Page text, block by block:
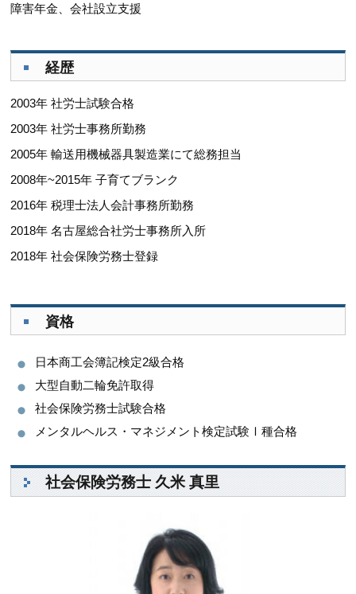
障害年金、会社設立支援
経歴
2003年 社労士試験合格
2003年 社労士事務所勤務
2005年 輸送用機械器具製造業にて総務担当
2008年~2015年 子育てブランク
2016年 税理士法人会計事務所勤務
2018年 名古屋総合社労士事務所入所
2018年 社会保険労務士登録
資格
日本商工会簿記検定2級合格
大型自動二輪免許取得
社会保険労務士試験合格
メンタルヘルス・マネジメント検定試験Ⅰ種合格
社会保険労務士 久米 真里